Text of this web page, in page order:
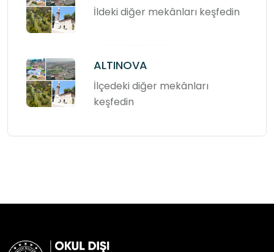
İldeki diğer mekânları keşfedin
ALTINOVA
İlçedeki diğer mekânları
keşfedin